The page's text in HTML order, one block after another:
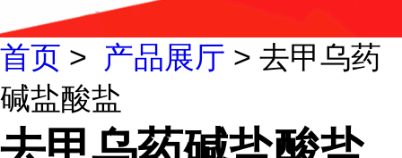
首页 > 产品展厅 > 去甲乌药
碱盐酸盐